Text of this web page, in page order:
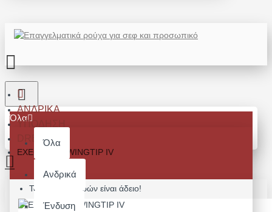
Όλα
Όλα
Ανδρικά
Ένδυση
Το καλάθι αγορών είναι άδειο!
ΑΝΔΡΙΚΆ
ΥΠΌΔΗΣΗ
DRESS
EXECUTIVE WINGTIP IV